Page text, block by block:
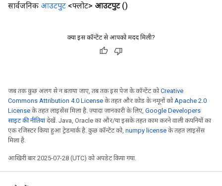
सार्वजनिक आउटपुट <फ्लोट> आउटपुट ()
क्या इस कॉन्टेंट से आपको मदद मिली?
जब तक कुछ अलग से न बताया जाए, तब तक इस पेज के कॉन्टेंट कोCreative
Commons Attribution 4.0 License के तहत और कोड के नमूनों कोApache 2.0
License के तहत लाइसेंस मिला है. ज़्यादा जानकारी के लिए, Google Developers
साइट की नीतियांदेखें. Java, Oracle का और/या इसके तहत काम करने वाली कंपनियों का
एक रजिस्टर किया हुआ ट्रेडमार्क है. कुछ कॉन्टेंट को, numpy license के तहत लाइसेंस
मिला है.
आखिरी बार 2025-07-28 (UTC) को अपडेट किया गया.